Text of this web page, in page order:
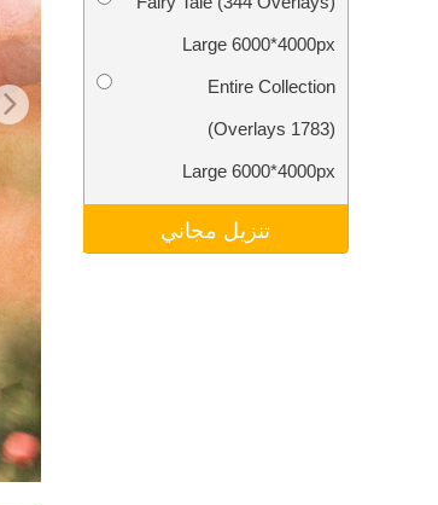
تنقيح المنتجات
Large 6000*4000px
Entire Collection
(1783 Overlays)
Large 6000*4000px
تنزيل مجاني